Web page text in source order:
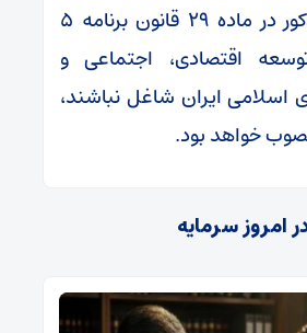
دستگاه‌های مذکور در ماده ۲۹ قانون برنامه ۵
اقتصادی، اجتماعی و
ایران شاغل نباشند،
مصوب خواهد بود.
امروز سرمایه